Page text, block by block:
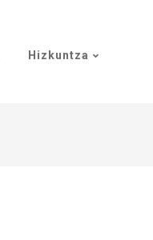
Hizkuntza